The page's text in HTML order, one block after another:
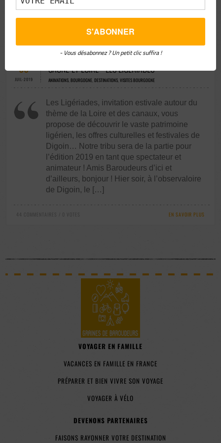
lesquels […]
06
JUIL-2019
SAÔNE-ET-LOIRE > LES LIGÉRIADES
ANIMATIONS,BOURGOGNE,DESTINATIONS,VISITES BOURGOGNE
Les Ligériades, invitation estivale autour du
thème de la Loire et des canaux, vous
propose de découvrir le vaste patrimoine
ligérien, les offres culturelles et festivales de
Digoin… Notre tribu sera de la partie pour
l’édition 2019 en tant que spectateur et
animateur ! Amis Baroudeurs d’ici et
d’ailleurs, bonjour ! Hier soir, à l’observaloire
de Digoin, le […]
44 COMMENTAIRES / 0 VOTES EN SAVOIR PLUS
VOYAGER EN FAMILLE
VACANCES EN FAMILLE EN FRANCE
PRÉPARER ET BIEN VIVRE SON VOYAGE
VOYAGER À VÉLO
DEVENONS PARTENAIRES
FAISONS RAYONNER VOTRE DESTINATION
- Vous désabonnez ? Un petit clic suffira !